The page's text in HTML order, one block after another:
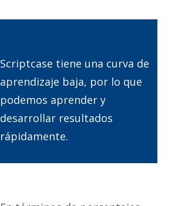
Scriptcase tiene una curva de
aprendizaje baja, por lo que
podemos aprender y
desarrollar resultados
rápidamente.